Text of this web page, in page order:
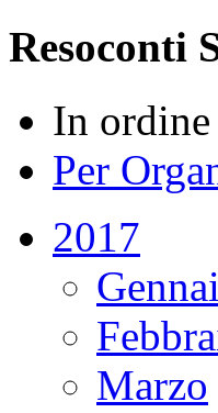
Resoconti
In
Per
2017
Marzo